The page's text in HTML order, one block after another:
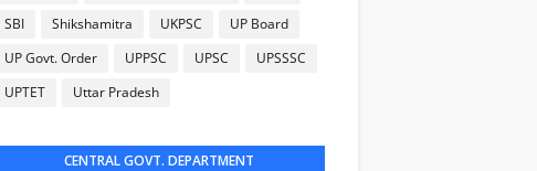
SBI
Shikshamitra UKPSC
UP Board
UP Govt. Order
UPPSC UPSC
UPSSSC
UPTET
Uttar Pradesh
CENTRAL GOVT. DEPARTMENT